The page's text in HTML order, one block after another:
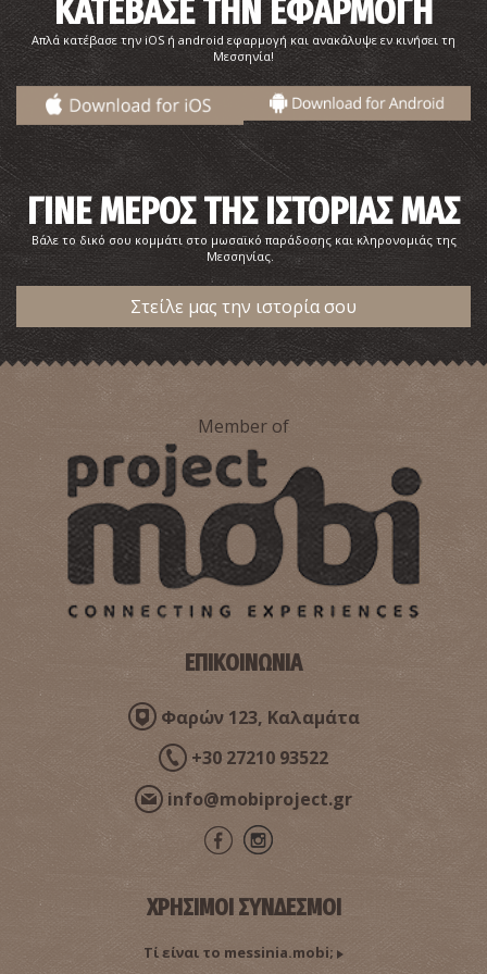
ΚΑΤΕΒΑΣΕ ΤΗΝ ΕΦΑΡΜΟΓΗ
Απλά κατέβασε την iOS ή android εφαρμογή και ανακάλυψε εν κινήσει τη
Μεσσηνία!
ΓΙΝΕ ΜΕΡΟΣ ΤΗΣ ΙΣΤΟΡΙΑΣ ΜΑΣ
Βάλε το δικό σου κομμάτι στο μωσαϊκό παράδοσης και κληρονομιάς της
Μεσσηνίας.
Στείλε μας την ιστορία σου
Member of
ΕΠΙΚΟΙΝΩΝΙΑ
Φαρών 123, Καλαμάτα
+30 27210 93522
info@mobiproject.gr
ΧΡΗΣΙΜΟΙ ΣΥΝΔΕΣΜΟΙ
Τί είναι το messinia.mobi;